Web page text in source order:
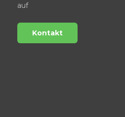
auf
Kontakt